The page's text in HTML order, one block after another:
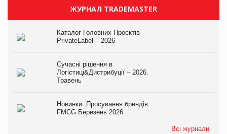
ЖУРНАЛ TRADEMASTER
Каталог Головних Проєктів
PrivateLabel – 2026
Сучасні рішення в
Логістиці&Дистрибуції – 2026.
Травень
Новинки. Просування брендів
FMCG.Березень 2026
Всі журнали